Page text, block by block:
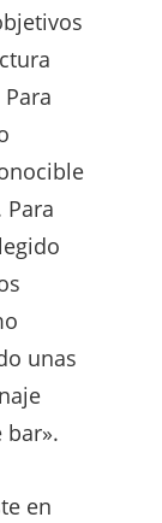
unas
bar».
en